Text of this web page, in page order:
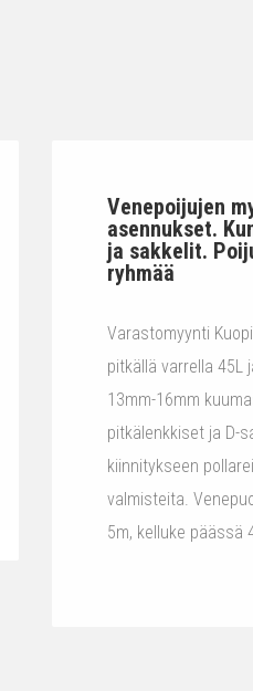
Venepoijujen
asennukset.
ja sakkelit.
ryhmää
Varastomyynti
pitkällä varrella 45L
13mm-16mm
pitkälenkkiset ja D-
kiinnitykseen
valmisteita.
5m, kelluke päässä